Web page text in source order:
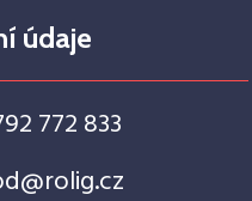
údaje
772 833